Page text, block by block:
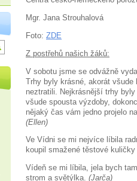
Mgr. Jana Strouhalová
Foto: ZDE
Z postřehů našich žáků:
V sobotu jsme se odvážně
Trhy byly krásné, akorát
neztratili. Nejkrásnější trhy
všude spousta výzdoby,
nějaký čas vám jedno projelo
(Ellen)
Ve Vídni se mi nejvíce líbila
koupil smažené těstové
Vídeň se mi líbila, jela bych
strom a světýlka. (Jarča)